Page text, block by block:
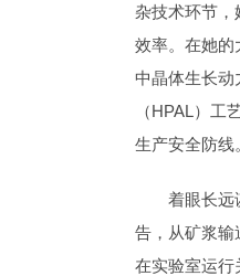
杂技术环节，
效率。在她的
中晶体生长动
（HPAL）
生产安全防线
着眼长远
告，从矿浆输
在实验室运行